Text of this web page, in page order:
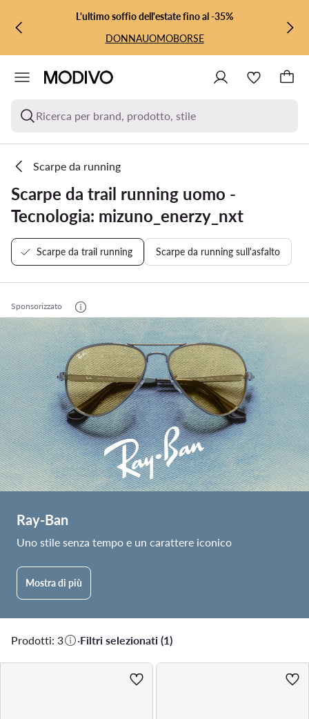
VAI AL CONTENUTO PRINCIPALE
VAI ALLA RICERCAL'ultimo soffio dell'estate fino al -35%
DONNAUOMOBORSE
Ricerca per brand, prodotto, stile
Scarpe da running
Scarpe da trail running uomo -
Tecnologia: mizuno_enerzy_nxt
Scarpe da trail running Scarpe da running sull'asfalto
Sponsorizzato
Ray-Ban
Uno stile senza tempo e un carattere iconico
Mostra di più
Prodotti: 3 ·Filtri selezionati (1)